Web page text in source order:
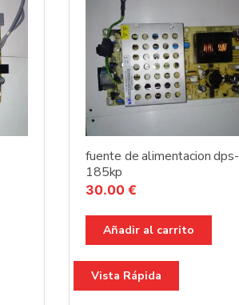
fuente de alimentacion dps-
185kp
30.00 €
Añadir al carrito
Vista Rápida